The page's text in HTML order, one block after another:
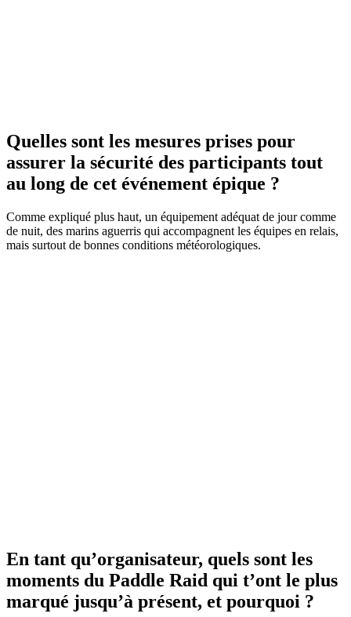
Quelles sont les mesures prises pour
assurer la sécurité des participants tout
au long de cet événement épique ?
Comme expliqué plus haut, un équipement adéquat de jour comme
de nuit, des marins aguerris qui accompagnent les équipes en relais,
mais surtout de bonnes conditions météorologiques.
En tant qu’organisateur, quels sont les
moments du Paddle Raid qui t’ont le plus
marqué jusqu’à présent, et pourquoi ?